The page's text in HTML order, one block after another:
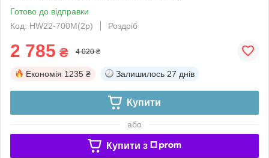
Готово до відправки
Код: HW22-700M(2p)
Роздріб
2 785 ₴ 4 020 ₴
Економія 1235 ₴ Залишилось 27 днів
Купити
або
Купити з